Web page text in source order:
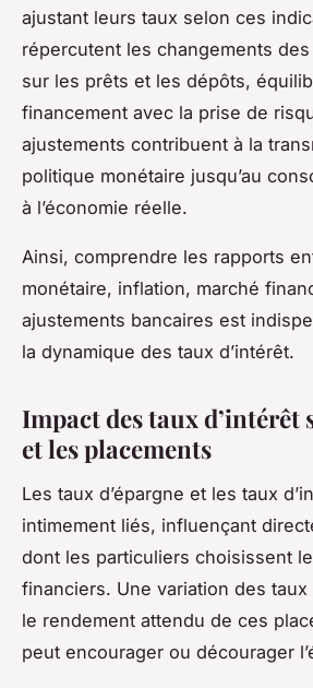
ajustant leurs taux selon ces
répercutent les changements
sur les prêts et les dépôts,
financement avec la prise de
ajustements contribuent à la
politique monétaire jusqu’au
à l’économie réelle.
Ainsi, comprendre les rapports
monétaire, inflation, marché
ajustements bancaires est
la dynamique des taux d’intérêt.
Impact des taux d’intérêt
et les placements
Les taux d’épargne et les taux
intimement liés, influençant
dont les particuliers choisissent
financiers. Une variation des taux
le rendement attendu de ces
peut encourager ou décourager